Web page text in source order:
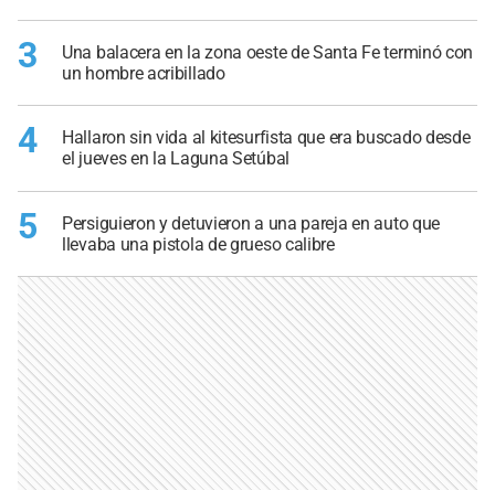
3
Una balacera en la zona oeste de Santa Fe terminó con
un hombre acribillado
4
Hallaron sin vida al kitesurfista que era buscado desde
el jueves en la Laguna Setúbal
5
Persiguieron y detuvieron a una pareja en auto que
llevaba una pistola de grueso calibre